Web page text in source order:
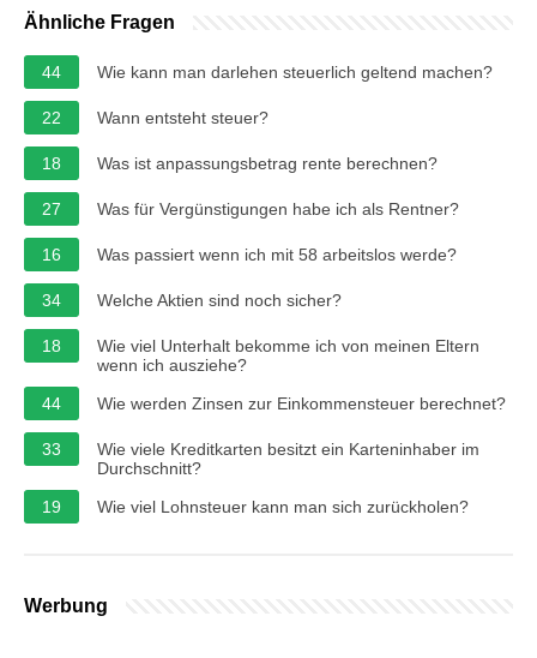
Ähnliche Fragen
44 Wie kann man darlehen steuerlich geltend machen?
22 Wann entsteht steuer?
18 Was ist anpassungsbetrag rente berechnen?
27 Was für Vergünstigungen habe ich als Rentner?
16 Was passiert wenn ich mit 58 arbeitslos werde?
34 Welche Aktien sind noch sicher?
18
Wie viel Unterhalt bekomme ich von meinen Eltern
wenn ich ausziehe?
44
Wie werden Zinsen zur Einkommensteuer berechnet?
33
Wie viele Kreditkarten besitzt ein Karteninhaber im
Durchschnitt?
19
Wie viel Lohnsteuer kann man sich zurückholen?
Werbung